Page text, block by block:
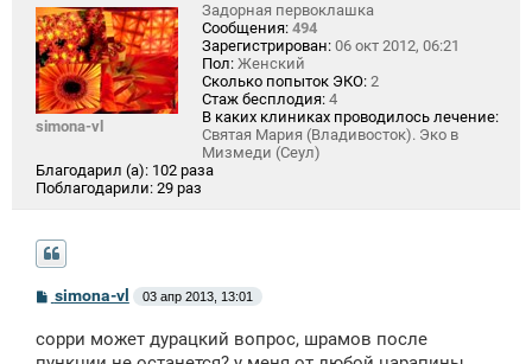
simona-vl
Задорная первоклашка
Сообщения: 494
Зарегистрирован: 06 окт 2012, 06:21
Пол: Женский
Сколько попыток ЭКО: 2
Стаж бесплодия: 4
В каких клиниках проводилось лечение:
Святая Мария (Владивосток). Эко в
Мизмеди (Сеул)
Благодарил (а): 102 раза
Поблагодарили: 29 раз
С
б
щ
simona-vl 03 апр 2013, 13:01
сорри может дурацкий вопрос, шрамов после